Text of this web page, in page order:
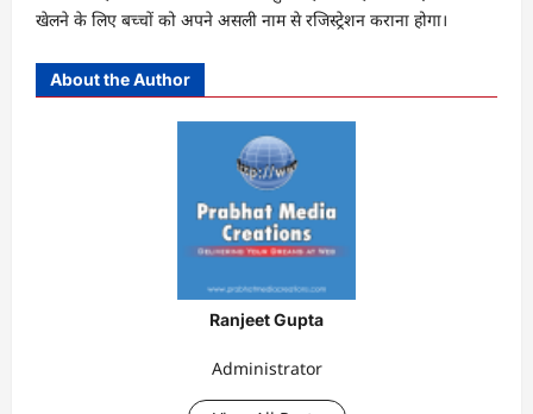
खेलने के लिए बच्चों को अपने असली नाम से रजिस्ट्रेशन कराना होगा।
About the Author
Ranjeet Gupta
Administrator